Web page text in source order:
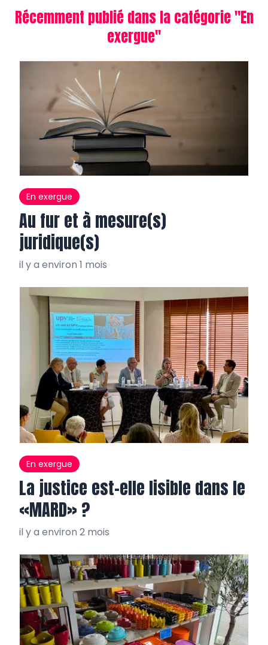
Récemment publié dans la catégorie "En
exergue"
En exergue
Au fur et à mesure(s)
juridique(s)
il y a environ 1 mois
En exergue
La justice est-elle lisible dans le
«MARD» ?
il y a environ 2 mois